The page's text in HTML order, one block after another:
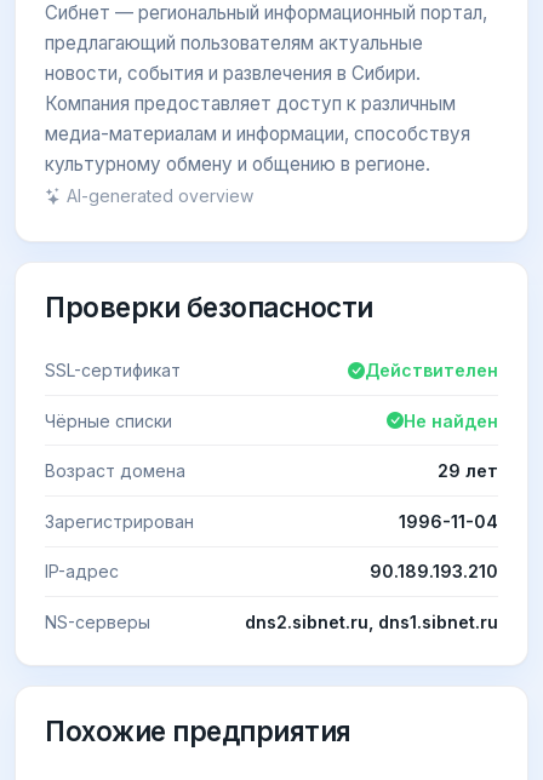
Сибнет — региональный информационный портал,
предлагающий пользователям актуальные
новости, события и развлечения в Сибири.
Компания предоставляет доступ к различным
медиа-материалам и информации, способствуя
культурному обмену и общению в регионе.
AI-generated overview
Проверки безопасности
SSL-сертификат Действителен
Чёрные списки Не найден
Возраст домена 29 лет
Зарегистрирован 1996-11-04
IP-адрес 90.189.193.210
NS-серверы dns2.sibnet.ru, dns1.sibnet.ru
Похожие предприятия